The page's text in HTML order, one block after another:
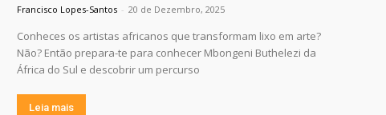
Francisco Lopes-Santos - 20 de Dezembro, 2025
Conheces os artistas africanos que transformam lixo em arte?
Não? Então prepara-te para conhecer Mbongeni Buthelezi da
África do Sul e descobrir um percurso
Leia mais